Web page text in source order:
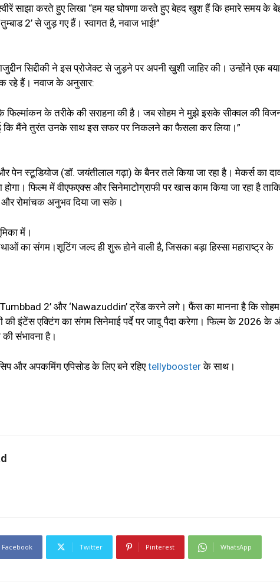
साझा करते हुए लिखा “हम यह घोषणा करते हुए बेहद खुश हैं कि हमारे समय के
2’ से जुड़ गए हैं। स्वागत है, नवाज भाई!”
सिद्दीकी ने इस प्रोजेक्ट से जुड़ने पर अपनी खुशी जाहिर की। उन्होंने एक
रहे हैं। नवाज के अनुसार:
फिल्मांकन के तरीके की सराहना की है। जब सोहम ने मुझे इसके सीक्वल की
कि मैंने तुरंत उनके साथ इस सफर पर निकलने का फैसला कर लिया।”
और पेन स्टूडियोज (डॉ. जयंतीलाल गढ़ा) के बैनर तले किया जा रहा है। मेकर्स का
फिल्म में वीएफएक्स और सिनेमाटोग्राफी पर खास काम किया जा रहा है
और रोमांचक अनुभव दिया जा सके।
में।
का संगम।शूटिंग जल्द ही शुरू होने वाली है, जिसका बड़ा हिस्सा महाराष्ट्र के
2’ और ‘Nawazuddin’ ट्रेंड करने लगे। फैंस का मानना है कि सोहम
की इंटेंस एक्टिंग का संगम सिनेमाई पर्दे पर जादू पैदा करेगा। फिल्म के 2026 के
संभावना है।
और अपकमिंग एपिसोड के लिए बने रहिएtellyboosterके साथ।
Facebook Twitter Pinterest WhatsApp